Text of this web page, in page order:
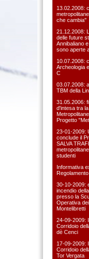
13.02.2008:
che cambia"
21.12.2008:
delle future
Annibaliano
sono aperte
10.07.2008:
Archeologia
C
03.07.2008:
TBM della
31.05.2006:
d'intesa tra
Progetto
23-01-2009:
conclude il
SALVA
studenti
Informativa
30-10-2009:
incendio
presso la
Operativa
Montelibretti
24-09-2009:
Corridoio
dè Cenci
17-09-2009:
Corridoio
Tor Vergata